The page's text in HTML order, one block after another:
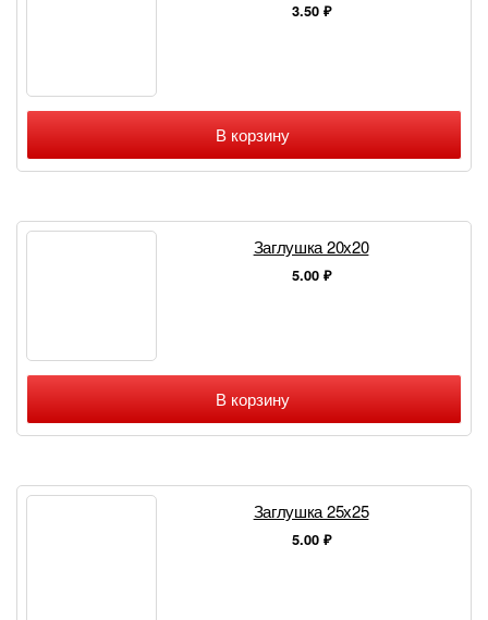
3.50 ₽
В корзину
Заглушка 20х20
5.00 ₽
В корзину
Заглушка 25х25
5.00 ₽